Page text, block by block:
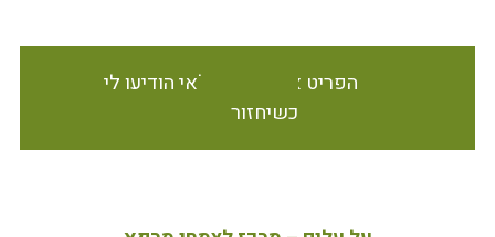
הפריט אינו זמין במלאי הודיעו לי
כשיחזור